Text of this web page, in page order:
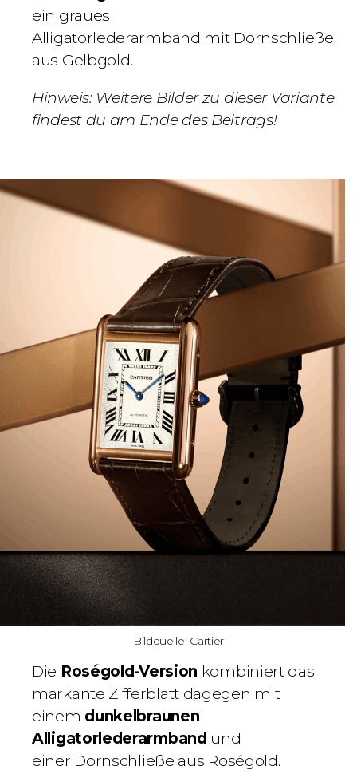
ein graues
Alligatorlederarmband mit Dornschließe
aus Gelbgold.
Hinweis: Weitere Bilder zu dieser Variante
findest du am Ende des Beitrags!
Bildquelle: Cartier
Die Roségold-Version kombiniert das
markante Zifferblatt dagegen mit
einem dunkelbraunen
Alligatorlederarmband und
einer Dornschließe aus Roségold.